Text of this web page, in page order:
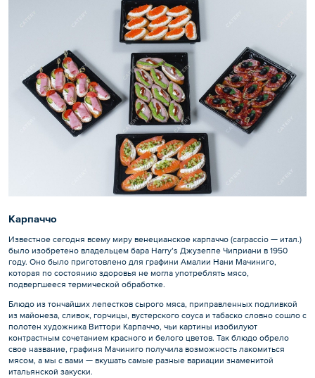
Карпаччо
Известное сегодня всему миру венецианское карпаччо (carpaccio — итал.)
было изобретено владельцем бара Harry’s Джузеппе Чиприани в 1950
году. Оно было приготовлено для графини Амалии Нани Мачиниго,
которая по состоянию здоровья не могла употреблять мясо,
подвергшееся термической обработке.
Блюдо из тончайших лепестков сырого мяса, приправленных подливкой
из майонеза, сливок, горчицы, вустерского соуса и табаско словно сошло с
полотен художника Виттори Карпаччо, чьи картины изобилуют
контрастным сочетанием красного и белого цветов. Так блюдо обрело
свое название, графиня Мачиниго получила возможность лакомиться
мясом, а мы с вами — вкушать самые разные вариации знаменитой
итальянской закуски.